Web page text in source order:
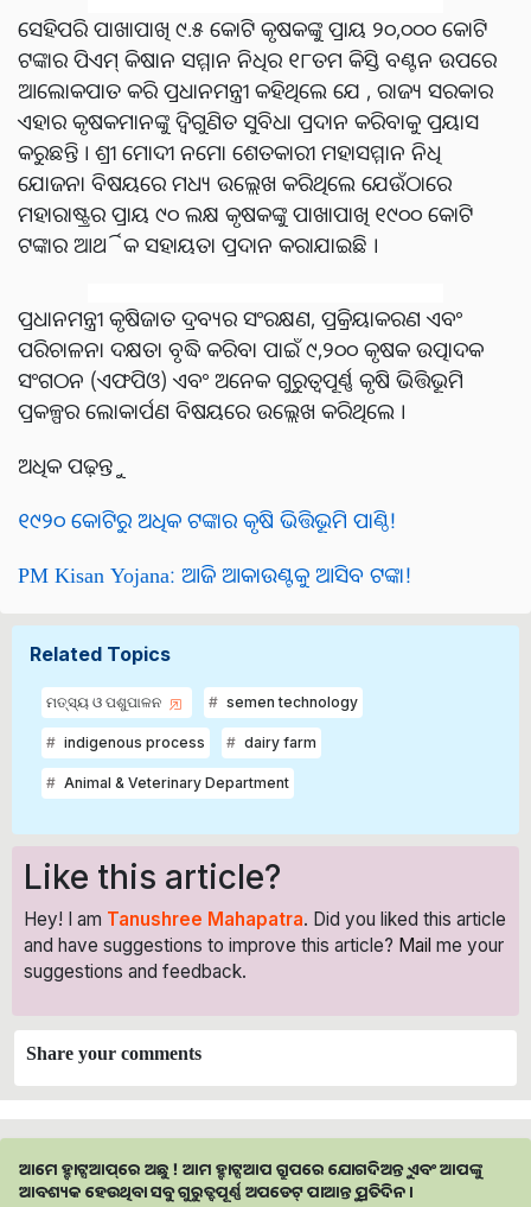
ସେହିପରି ପାଖାପାଖି ୯.୫ କୋଟି କୃଷକଙ୍କୁ ପ୍ରାୟ ୨୦,୦୦୦ କୋଟି
ଟଙ୍କାର ପିଏମ୍ କିଷାନ ସମ୍ମାନ ନିଧିର ୧୮ତମ କିସ୍ତି ବଣ୍ଟନ ଉପରେ
ଆଲୋକପାତ କରି ପ୍ରଧାନମନ୍ତ୍ରୀ କହିଥିଲେ ଯେ , ରାଜ୍ୟ ସରକାର
ଏହାର କୃଷକମାନଙ୍କୁ ଦ୍ୱିଗୁଣିତ ସୁବିଧା ପ୍ରଦାନ କରିବାକୁ ପ୍ରୟାସ
କରୁଛନ୍ତି । ଶ୍ରୀ ମୋଦୀ ନମୋ ଶେତକାରୀ ମହାସମ୍ମାନ ନିଧି
ଯୋଜନା ବିଷୟରେ ମଧ୍ୟ ଉଲ୍ଲେଖ କରିଥିଲେ ଯେଉଁଠାରେ
ମହାରାଷ୍ଟ୍ରର ପ୍ରାୟ ୯୦ ଲକ୍ଷ କୃଷକଙ୍କୁ ପାଖାପାଖି ୧୯୦୦ କୋଟି
ଟଙ୍କାର ଆର୍ଥିକ ସହାୟତା ପ୍ରଦାନ କରାଯାଇଛି ।
ପ୍ରଧାନମନ୍ତ୍ରୀ କୃଷିଜାତ ଦ୍ରବ୍ୟର ସଂରକ୍ଷଣ, ପ୍ରକ୍ରିୟାକରଣ ଏବଂ
ପରିଚାଳନା ଦକ୍ଷତା ବୃଦ୍ଧି କରିବା ପାଇଁ ୯,୨୦୦ କୃଷକ ଉତ୍ପାଦକ
ସଂଗଠନ (ଏଫପିଓ) ଏବଂ ଅନେକ ଗୁରୁତ୍ୱପୂର୍ଣ୍ଣ କୃଷି ଭିତ୍ତିଭୂମି
ପ୍ରକଳ୍ପର ଲୋକାର୍ପଣ ବିଷୟରେ ଉଲ୍ଲେଖ କରିଥିଲେ ।
ଅଧିକ ପଢ଼ନ୍ତୁ
୧୯୨୦ କୋଟିରୁ ଅଧିକ ଟଙ୍କାର କୃଷି ଭିତ୍ତିଭୂମି ପାଣ୍ଠି!
PM Kisan Yojana: ଆଜି ଆକାଉଣ୍ଟକୁ ଆସିବ ଟଙ୍କା!
Related Topics
ମତ୍ସ୍ୟ ଓ ପଶୁପାଳନ semen technology
indigenous process dairy farm
Animal & Veterinary Department
Like this article?
Hey! I am Tanushree Mahapatra. Did you liked this article
and have suggestions to improve this article? Mail me your
suggestions and feedback.
Share your comments
ଆମେ ହ୍ବାଟ୍ସଆପ୍‌ରେ ଅଛୁ ! ଆମ ହ୍ବାଟ୍ସଆପ ଗ୍ରୁପରେ ଯୋଗଦିଅନ୍ତୁ ଏବଂ ଆପଙ୍କୁ
ଆବଶ୍ୟକ ହେଉଥିବା ସବୁ ଗୁରୁତ୍ବପୂର୍ଣ୍ଣ ଅପଡେଟ୍‌ ପାଆନ୍ତୁ ପ୍ରତିଦିନ ।